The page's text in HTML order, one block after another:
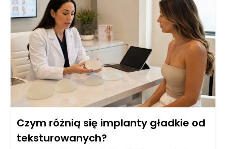
Czym różnią się implanty gładkie od
teksturowanych?